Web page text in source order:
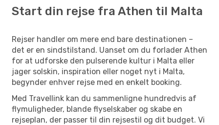
Start din rejse fra Athen til Malta
Rejser handler om mere end bare destinationen –
det er en sindstilstand. Uanset om du forlader Athen
for at udforske den pulserende kultur i Malta eller
jager solskin, inspiration eller noget nyt i Malta,
begynder enhver rejse med en enkelt booking.
Med Travellink kan du sammenligne hundredvis af
flymuligheder, blande flyselskaber og skabe en
rejseplan, der passer til din rejsestil og dit budget. Vi